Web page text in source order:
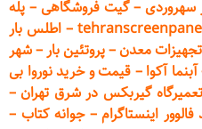
سهروردی–گیت فروشگاهی – پله
–اطلس بار
تجهیزات معدن–پروتئین بار–شهر
آبنما آکوا – قیمت و خرید نوروا بی
تعمیرگاه گیربکس در شرق تهران–
اینستاگرام–جوانه کتاب –